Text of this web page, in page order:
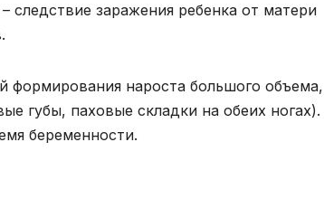
следствие заражения ребенка от матери
формирования нароста большого объема,
губы, паховые складки на обеих ногах).
беременности.